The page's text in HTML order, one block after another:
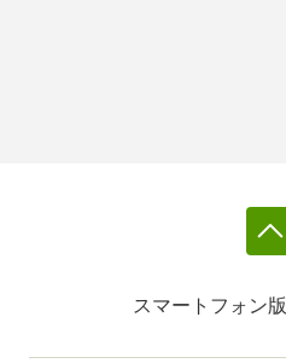
スマートフォン版